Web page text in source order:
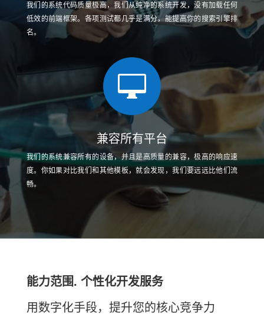
我们的系统代码质量极高，我们从纯净的系统开发，没有加载任何
低效的前端框架。各项测试都几乎是满分，能提高你的搜索引擎排
名。

兼容所有平台
我们的系统兼容所有的设备，并且是高质量的兼容，极高的响应速
度。你如果对比我们和其他模板，就会发现，我们要远远比他们流
畅。
能力范围. 个性化开发服务
用数字化手段，提升您的核心竞争力